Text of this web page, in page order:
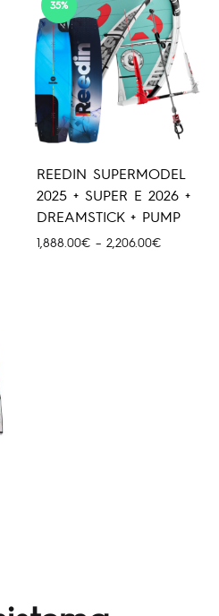
35%
REEDIN SUPERMODEL
2025 + SUPER E 2026 +
DREAMSTICK + PUMP
1,888.00€ – 2,206.00€Price